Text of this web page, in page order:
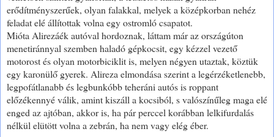
erődítményszerűek, olyan falakkal, melyek a középkorban nehéz
feladat elé állítottak volna egy ostromló csapatot.
Mióta Alirezáék autóval hordoznak, láttam már az országúton
menetiránnyal szemben haladó gépkocsit, egy kézzel vezető
motorost és olyan motorbiciklit is, melyen négyen utaztak, köztük
egy karonülő gyerek. Alireza elmondása szerint a legérzéketlenebb,
legpofátlanabb és legbunkóbb teheráni autós is roppant
előzékennyé válik, amint kiszáll a kocsiból, s valószínűleg maga elé
enged az ajtóban, akkor is, ha pár perccel korábban lelkifurdalás
nélkül elütött volna a zebrán, ha nem vagy elég éber.